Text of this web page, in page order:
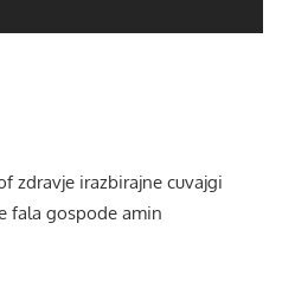
zdravje irazbirajne cuvajgi
fala gospode amin